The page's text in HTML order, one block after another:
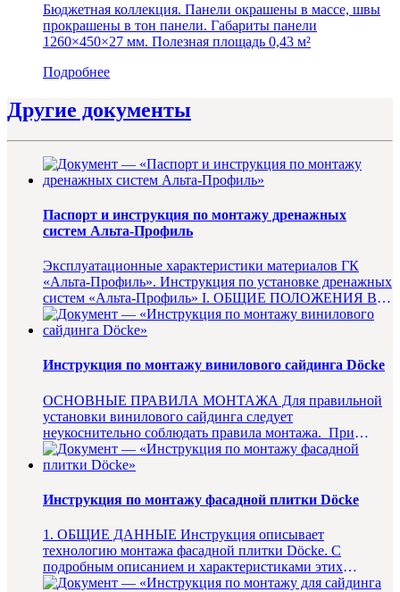
Бюджетная коллекция. Панели окрашены в массе, швы
прокрашены в тон панели. Габариты панели
1260×450×27 мм. Полезная площадь 0,43 м²
Подробнее
Другие документы
Паспорт и инструкция по монтажу дренажных
систем Альта-Профиль
Эксплуатационные характеристики материалов ГК
«Альта-Профиль». Инструкция по установке дренажных
систем «Альта-Профиль» I. ОБЩИЕ ПОЛОЖЕНИЯ Все
элементы дренажной с...
Инструкция по монтажу винилового сайдинга Döcke
ОСНОВНЫЕ ПРАВИЛА МОНТАЖА Для правильной
установки винилового сайдинга следует
неукоснительно соблюдать правила монтажа. При
установке сайдинга пользуйтесь ...
Инструкция по монтажу фасадной плитки Döcke
1. ОБЩИЕ ДАННЫЕ Инструкция описывает
технологию монтажа фасадной плитки Döcke. С
подробным описанием и характеристиками этих
материалов можно ознакоми...